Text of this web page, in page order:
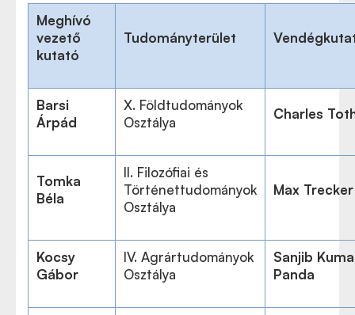
Meghívó
vezető
kutató
Tudományterület
Barsi
Árpád
X. Földtudományok
Osztálya
Charles
Tomka
Béla
II. Filozófiai és
Történettudományok
Osztálya
Max Trecker
Kocsy
Gábor
IV. Agrártudományok
Osztálya
Sanjib
Panda